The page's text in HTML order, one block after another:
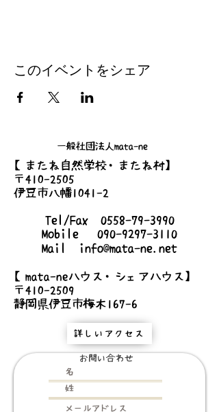
このイベントをシェア
一般社団法人mata-ne
【またね自然学校・またね村】
〒410-2505
伊豆市八幡1041-2
Tel/Fax0558-79-3990
Mobile 090-9297-3110
Mail
info@mata-ne.net
【mata-neハウス・シェアハウス】
〒410-2509
静岡県伊豆市梅木167-6
詳しいアクセス
お問い合わせ